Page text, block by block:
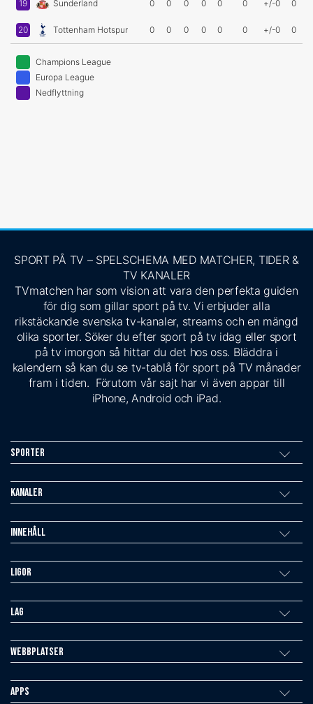
19 Sunderland 0 0 0 0 0 0 +/-0 0
20 Tottenham Hotspur 0 0 0 0 0 0 +/-0 0
Champions League
Europa League
Nedflyttning
SPORT PÅ TV – SPELSCHEMA MED MATCHER, TIDER &
TV KANALER
TVmatchen har som vision att vara den perfekta guiden
för dig som gillar sport på tv. Vi erbjuder alla
rikstäckande svenska tv-kanaler, streams och en mängd
olika sporter. Söker du efter sport på tv idag eller sport
på tv imorgon så hittar du det hos oss. Bläddra i
kalendern så kan du se tv-tablå för sport på TV månader
fram i tiden. Förutom vår sajt har vi även appar till
iPhone, Android och iPad.
Sporter
Kanaler
Innehåll
Ligor
Lag
Webbplatser
Apps